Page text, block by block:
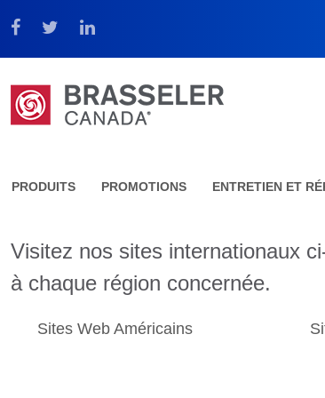
PRODUITS PROMOTIONS ENTRETIEN ET
Visitez nos sites internationaux
à chaque région concernée.
Sites Web Américains